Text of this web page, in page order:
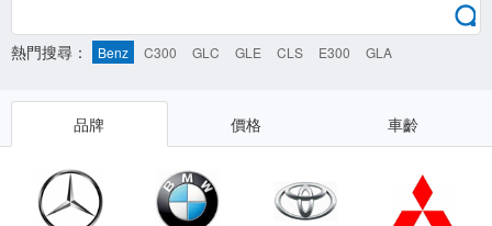
車輛貶損鑑價服務專線 0910-751521
熱門搜尋：
Benz C300 GLC GLE CLS E300 GLA
品牌 價格 車齡